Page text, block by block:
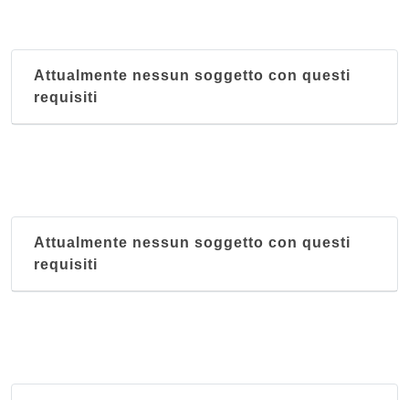
Attualmente nessun soggetto con questi
requisiti
Attualmente nessun soggetto con questi
requisiti